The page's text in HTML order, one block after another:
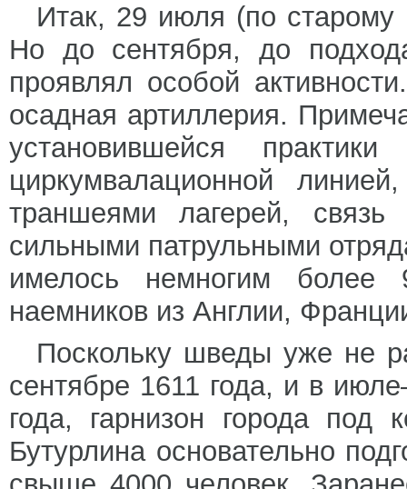
Итак, 29 июля (по
Но до сентября, до
проявлял особой
осадная артиллерия.
установившейся
циркумвалационной
траншеями лагерей,
сильными патрульными
имелось немногим
наемников из Англии,
Поскольку шведы уже не
сентябре 1611 года, и в
года, гарнизон города под
Бутурлина основательно